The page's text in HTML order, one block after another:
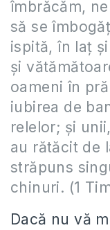
îmbrăcăm,
să se
ispită, în laţ
şi
oameni în
iubirea de
relelor; şi
au rătăcit de
străpuns
chinuri. (1
Dacă nu vă